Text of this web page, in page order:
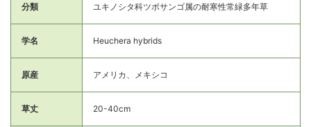
分類 ユキノシタ科ツボサンゴ属の耐寒性常緑多年草
学名 Heuchera hybrids
原産 アメリカ、メキシコ
草丈 20-40cm